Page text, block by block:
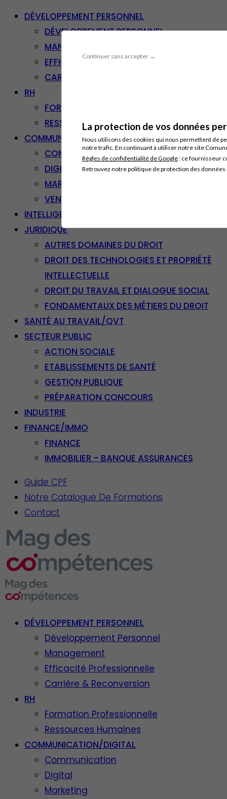
Continuer sans accepter →
La protection de vos données
Nous utilisons des cookies qui nous permettent de
notre trafic. En continuant à utiliser notre site
Règles de confidentialité de Google: ce fournisseur
Retrouvez notre politique de protection des
DÉVELOPPEMENT PERSONNEL
DÉVELOPPEMENT PERSONNEL
MANAGEMENT
EFFICACITÉ PROFESSIONNELLE
CARRIÈRE & RECONVERSION
RH
FORMATION PROFESSIONNELLE
RESSOURCES HUMAINES
COMMUNICATION/DIGITAL
COMMUNICATION
DIGITAL
MARKETING
VENTE – RELATION CLIENT
INTELLIGENCE ARTIFICIELLE
JURIDIQUE
AUTRES DOMAINES DU DROIT
DROIT DES TECHNOLOGIES ET PROPRIÉTÉ
INTELLECTUELLE
DROIT DU TRAVAIL ET DIALOGUE SOCIAL
FONDAMENTAUX DES MÉTIERS DU DROIT
SANTÉ AU TRAVAIL/QVT
SECTEUR PUBLIC
ACTION SOCIALE
ETABLISSEMENTS DE SANTÉ
GESTION PUBLIQUE
PRÉPARATION CONCOURS
INDUSTRIE
FINANCE/IMMO
FINANCE
IMMOBILIER – BANQUE ASSURANCES
Guide CPF
Notre Catalogue De Formations
Contact
DÉVELOPPEMENT PERSONNEL
Développement Personnel
Management
Efficacité Professionnelle
Carrière & Reconversion
RH
Formation Professionnelle
Ressources Humaines
COMMUNICATION/DIGITAL
Communication
Digital
Marketing